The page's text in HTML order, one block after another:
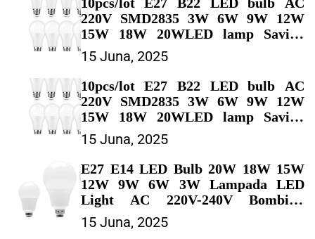
u
220V SMD2835 3W 6W 9W 12W
15W 18W 20WLED lamp Saving
Cold Warm White Led Bulbs for
Outdoor Light – LED SIJALICE
15 Juna, 2025
10pcs/lot E27 B22 LED bulb AC
220V SMD2835 3W 6W 9W 12W
15W 18W 20WLED lamp Saving
Cold Warm White Led Bulbs for
Outdoor Light – LED SIJALICE
15 Juna, 2025
E27 E14 LED Bulb 20W 18W 15W
12W 9W 6W 3W Lampada LED
Light AC 220V-240V Bombilla
Spotlight Lighting Cold/Warm
White Lamp – LED SIJALICE
15 Juna, 2025